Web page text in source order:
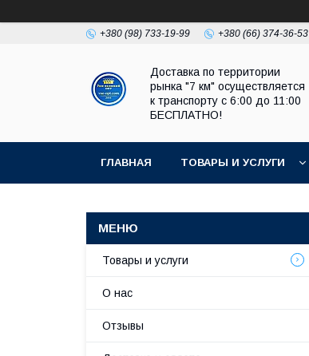
+380 (98) 733-19-99 +380 (66) 374-36-53
Доставка по территории
рынка "7 км" осуществляется
к транспорту с 6:00 до 11:00
БЕСПЛАТНО!
ГЛАВНАЯ ТОВАРЫ И УСЛУГИ
Товары и услуги
О нас
Отзывы